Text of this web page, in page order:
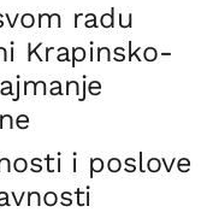
radu
Krapinsko-
i poslove